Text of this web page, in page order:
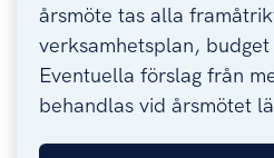
årsmöte tas alla
verksamhetsplan,
Eventuella förslag från
behandlas vid årsmötet